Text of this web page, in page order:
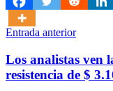
Navegación
de
entradas
Entrada anterior
Los analistas ven
resistencia de $